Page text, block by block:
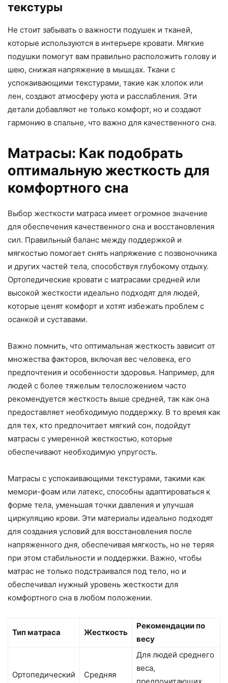
текстуры
Не стоит забывать о важности подушек и тканей,
которые используются в интерьере кровати. Мягкие
подушки помогут вам правильно расположить голову и
шею, снижая напряжение в мышцах. Ткани с
успокаивающими текстурами, такие как хлопок или
лен, создают атмосферу уюта и расслабления. Эти
детали добавляют не только комфорт, но и создают
гармонию в спальне, что важно для качественного сна.
Матрасы: Как подобрать
оптимальную жесткость для
комфортного сна
Выбор жесткости матраса имеет огромное значение
для обеспечения качественного сна и восстановления
сил. Правильный баланс между поддержкой и
мягкостью помогает снять напряжение с позвоночника
и других частей тела, способствуя глубокому отдыху.
Ортопедические кровати с матрасами средней или
высокой жесткости идеально подходят для людей,
которые ценят комфорт и хотят избежать проблем с
осанкой и суставами.
Важно помнить, что оптимальная жесткость зависит от
множества факторов, включая вес человека, его
предпочтения и особенности здоровья. Например, для
людей с более тяжелым телосложением часто
рекомендуется жесткость выше средней, так как она
предоставляет необходимую поддержку. В то время как
для тех, кто предпочитает мягкий сон, подойдут
матрасы с умеренной жесткостью, которые
обеспечивают необходимую упругость.
Матрасы с успокаивающими текстурами, такими как
мемори-фоам или латекс, способны адаптироваться к
форме тела, уменьшая точки давления и улучшая
циркуляцию крови. Эти материалы идеально подходят
для создания условий для восстановления после
напряженного дня, обеспечивая мягкость, но не теряя
при этом стабильности и поддержки. Важно, чтобы
матрас не только подстраивался под тело, но и
обеспечивал нужный уровень жесткости для
комфортного сна в любом положении.
Тип матраса Жесткость
Рекомендации по
весу
Ортопедический Средняя
Для людей среднего
веса,